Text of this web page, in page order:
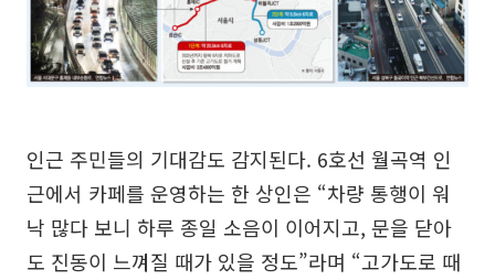
인근 주민들의 기대감도 감지된다. 6호선 월곡역 인
근에서 카페를 운영하는 한 상인은 “차량 통행이 워
낙 많다 보니 하루 종일 소음이 이어지고, 문을 닫아
도 진동이 느껴질 때가 있을 정도”라며 “고가도로 때